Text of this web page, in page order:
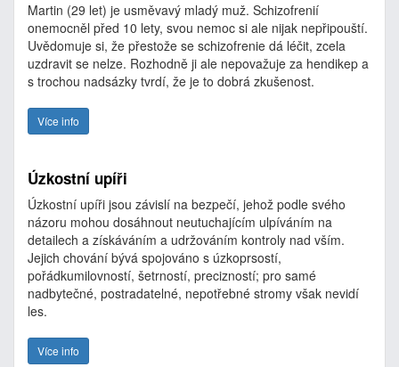
Martin (29 let) je usměvavý mladý muž. Schizofrenií
onemocněl před 10 lety, svou nemoc si ale nijak nepřipouští.
Uvědomuje si, že přestože se schizofrenie dá léčit, zcela
uzdravit se nelze. Rozhodně ji ale nepovažuje za hendikep a
s trochou nadsázky tvrdí, že je to dobrá zkušenost.
Více info
Úzkostní upíři
Úzkostní upíři jsou závislí na bezpečí, jehož podle svého
názoru mohou dosáhnout neutuchajícím ulpíváním na
detailech a získáváním a udržováním kontroly nad vším.
Jejich chování bývá spojováno s úzkoprsostí,
pořádkumilovností, šetrností, precizností; pro samé
nadbytečné, postradatelné, nepotřebné stromy však nevidí
les.
Více info